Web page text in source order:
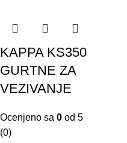
KAPPA KS350
GURTNE ZA
VEZIVANJE
Ocenjeno sa 0 od 5
(0)